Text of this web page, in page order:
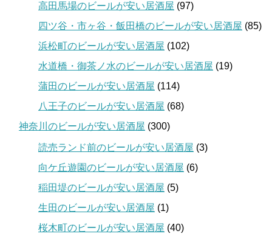
高田馬場のビールが安い居酒屋 (97)
四ツ谷・市ヶ谷・飯田橋のビールが安い居酒屋 (85)
浜松町のビールが安い居酒屋 (102)
水道橋・御茶ノ水のビールが安い居酒屋 (19)
蒲田のビールが安い居酒屋 (114)
八王子のビールが安い居酒屋 (68)
神奈川のビールが安い居酒屋 (300)
読売ランド前のビールが安い居酒屋 (3)
向ケ丘遊園のビールが安い居酒屋 (6)
稲田堤のビールが安い居酒屋 (5)
生田のビールが安い居酒屋 (1)
桜木町のビールが安い居酒屋 (40)